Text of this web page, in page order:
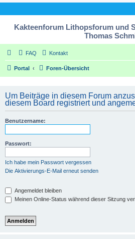
Kakteenforum Lithopsforum und
Thomas
FAQ Kontakt
Portal Foren-Übersicht
Um Beiträge in diesem Forum
diesem Board registriert und
Benutzername:
Passwort:
Ich habe mein Passwort vergessen
Die Aktivierungs-E-Mail erneut senden
Angemeldet bleiben
Meinen Online-Status während dieser Sitzung